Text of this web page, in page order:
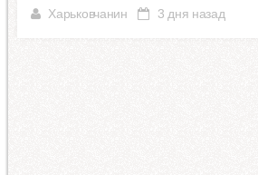
Харьковчанин 3 дня назад